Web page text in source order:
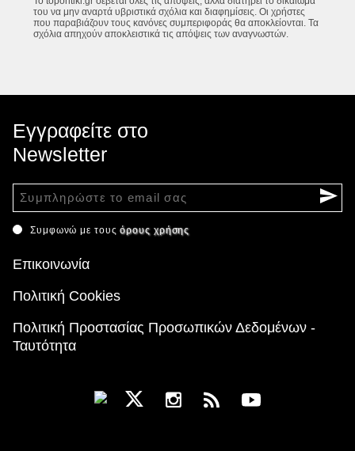
του να μην αναρτά υβριστικά σχόλια και διαφημίσεις. Οι χρήστες
που παραβιάζουν τους κανόνες συμπεριφοράς θα αποκλείονται. Τα
σχόλια απηχούν αποκλειστικά τις απόψεις των αναγνωστών.
Εγγραφείτε στο
Newsletter
Συμφωνώ με τουςόρους χρήσης
Επικοινωνία
Πολιτική Cookies
Πολιτική Προστασίας Προσωπικών Δεδομένων -
Ταυτότητα